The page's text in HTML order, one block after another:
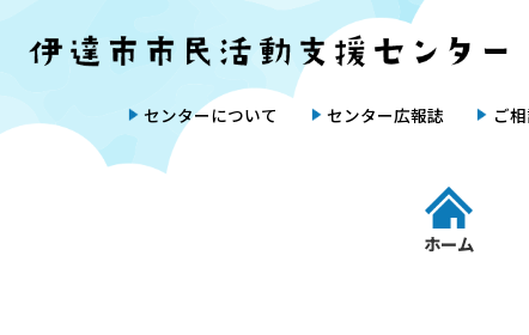
センターについて センター広報誌 ご
ホーム